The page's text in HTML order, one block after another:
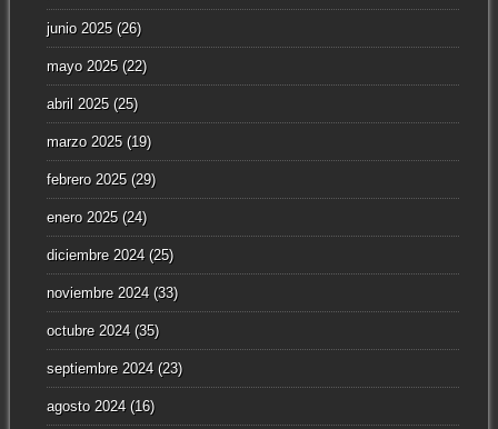
junio 2025(26)
mayo 2025(22)
abril 2025(25)
marzo 2025(19)
febrero 2025(29)
enero 2025(24)
diciembre 2024(25)
noviembre 2024(33)
octubre 2024(35)
septiembre 2024(23)
agosto 2024(16)